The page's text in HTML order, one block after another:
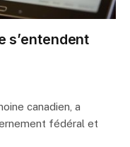
s’entendent
canadien, a
fédéral et